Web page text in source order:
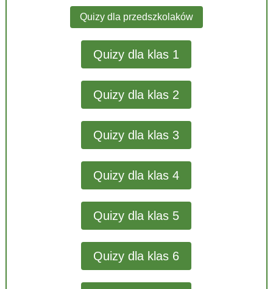
Quizy dla przedszkolaków
Quizy dla klas 1
Quizy dla klas 2
Quizy dla klas 3
Quizy dla klas 4
Quizy dla klas 5
Quizy dla klas 6